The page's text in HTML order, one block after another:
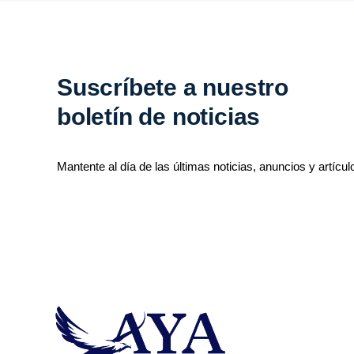
Suscríbete a nuestro
boletín de noticias
Mantente al día de las últimas noticias, anuncios y